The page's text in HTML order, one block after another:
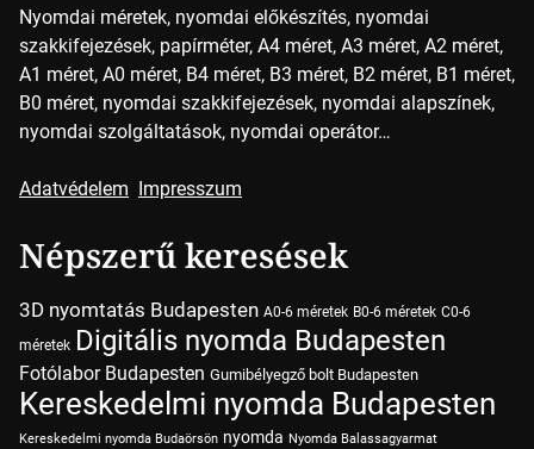
Nyomdai méretek, nyomdai előkészítés, nyomdai
szakkifejezések, papírméter, A4 méret, A3 méret, A2 méret,
A1 méret, A0 méret, B4 méret, B3 méret, B2 méret, B1 méret,
B0 méret, nyomdai szakkifejezések, nyomdai alapszínek,
nyomdai szolgáltatások, nyomdai operátor…
Adatvédelem Impresszum
Népszerű keresések
3D nyomtatás Budapesten A0-6 méretek B0-6 méretek C0-6
méretek Digitális nyomda Budapesten
Fotólabor Budapesten Gumibélyegző bolt Budapesten
Kereskedelmi nyomda Budapesten
Kereskedelmi nyomda Budaörsön nyomda Nyomda Balassagyarmat